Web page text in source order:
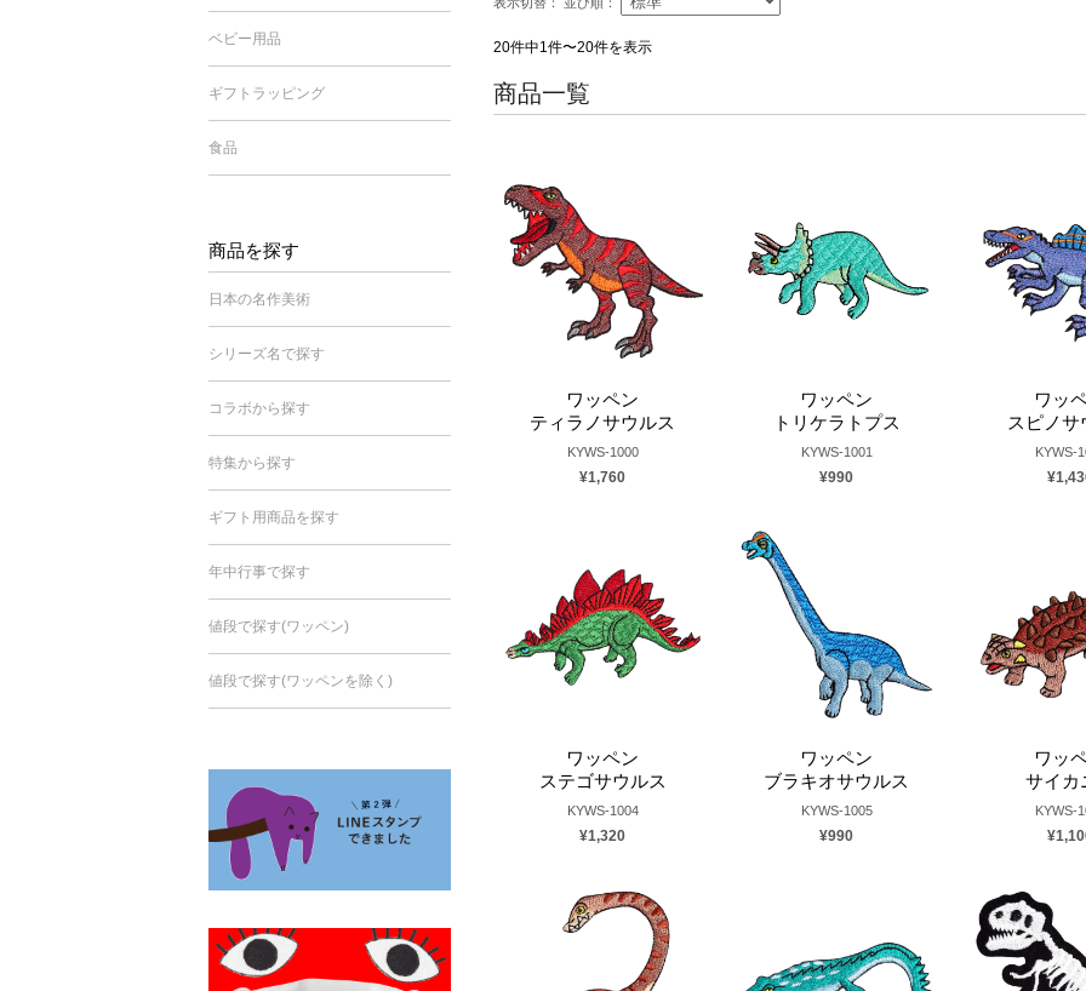
20件中1件〜20件を表示
商品一覧
ワッペン
ティラノサウルス
KYWS-1000
¥1,760
ワッペン
トリケラトプス
KYWS-1001
¥990
ワッ
スピノサ
KYWS-
ワッペン
ステゴサウルス
KYWS-1004
¥1,320
ワッペン
ブラキオサウルス
KYWS-1005
¥990
ワッ
サイカ
KYWS-
ベビー用品
ギフトラッピング
食品
商品を探す
日本の名作美術
シリーズ名で探す
コラボから探す
特集から探す
ギフト用商品を探す
年中行事で探す
値段で探す(ワッペン)
値段で探す(ワッペンを除く)